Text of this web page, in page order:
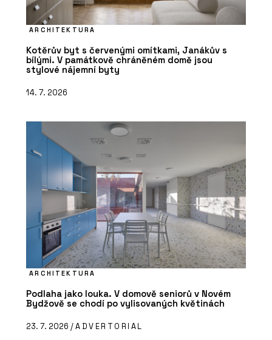
ARCHITEKTURA
Kotěrův byt s červenými omítkami, Janákův s
bílými. V památkově chráněném domě jsou
stylové nájemní byty
14. 7. 2026
ARCHITEKTURA
Podlaha jako louka. V domově seniorů v Novém
Bydžově se chodí po vylisovaných květinách
23. 7. 2026 /ADVERTORIAL